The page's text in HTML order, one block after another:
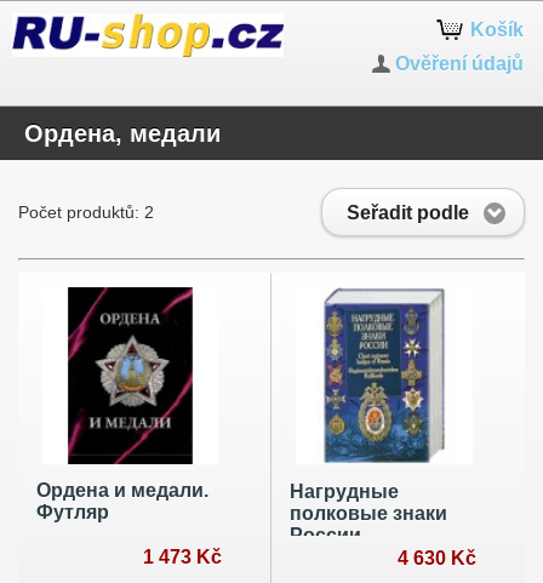
Košík
Ověření údajů
Ордена, медали
Seřadit podle
Počet produktů: 2
Ордена и медали.
Футляр
1 473 Kč
Нагрудные
полковые знаки
России
4 630 Kč